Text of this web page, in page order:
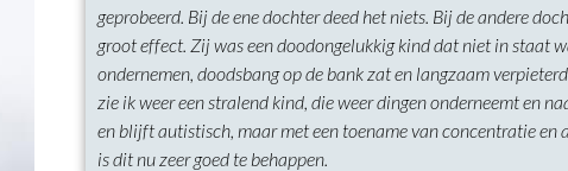
geprobeerd. Bij de ene dochter deed het niets. Bij de andere
groot effect. Zij was een doodongelukkig kind dat niet in staat
ondernemen, doodsbang op de bank zat en langzaam
zie ik weer een stralend kind, die weer dingen onderneemt en
en blijft autistisch, maar met een toename van concentratie en
is dit nu zeer goed te behappen.